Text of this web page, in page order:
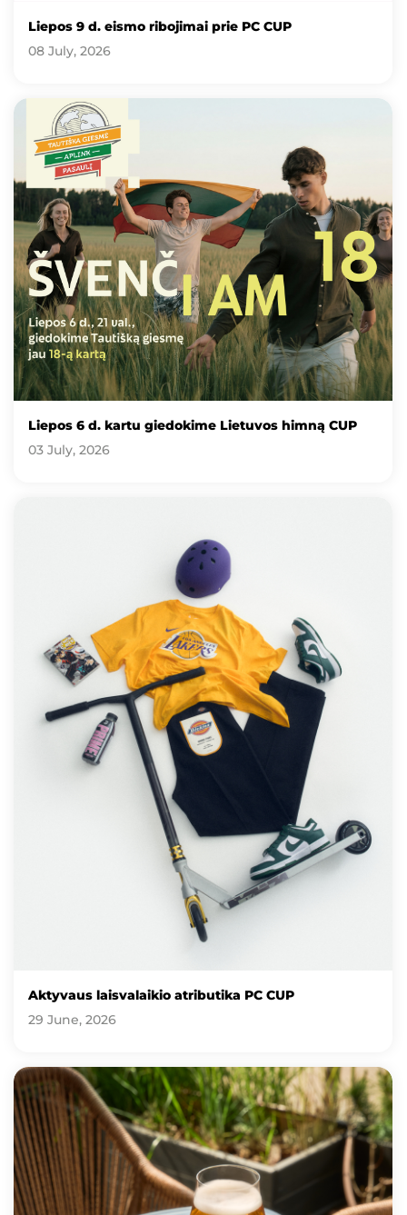
Liepos 9 d. eismo ribojimai prie PC CUP
08 July, 2026
Liepos 6 d. kartu giedokime Lietuvos himną CUP
03 July, 2026
Aktyvaus laisvalaikio atributika PC CUP
29 June, 2026